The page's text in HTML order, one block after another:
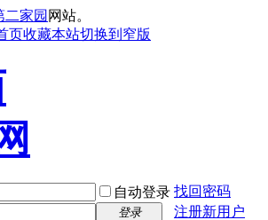
二家园 网站。
页收藏本站切换到窄版
自动登录 找回密码
登录 注册新用户